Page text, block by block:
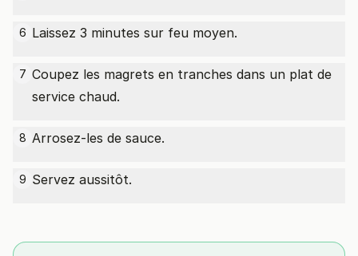
6 Laissez 3 minutes sur feu moyen.
7 Coupez les magrets en tranches dans un plat de
service chaud.
8 Arrosez-les de sauce.
9 Servez aussitôt.